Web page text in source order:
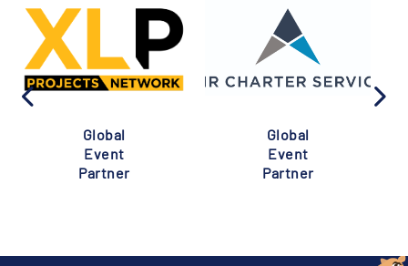
Global
Event
Partner
Global
Event
Partner